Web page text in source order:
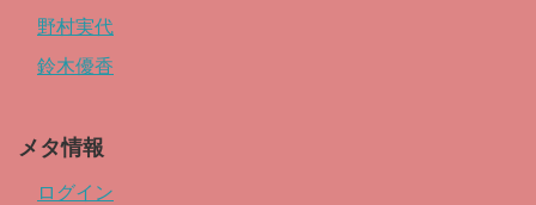
野村実代
鈴木優香
メタ情報
ログイン